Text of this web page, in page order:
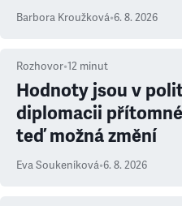
Barbora Kroužková•6. 8. 2026
Rozhovor•12 minut
Hodnoty jsou v
diplomacii
teď možná změní
Eva Soukeníková•6. 8. 2026